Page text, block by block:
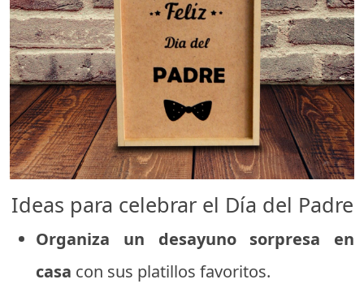
Ideas para celebrar el Día del Padre
Organiza un desayuno sorpresa en
casa con sus platillos favoritos.